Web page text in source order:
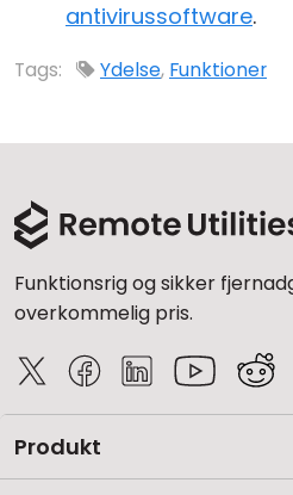
antivirussoftware.
Tags: Ydelse, Funktioner
Funktionsrig og sikker
overkommelig pris.
Produkt